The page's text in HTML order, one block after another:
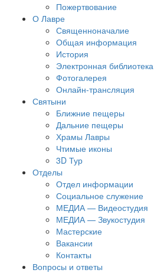
Пожертвование
О Лавре
Священноначалие
Общая информация
История
Электронная библиотека
Фотогалерея
Онлайн-трансляция
Святыни
Ближние пещеры
Дальние пещеры
Храмы Лавры
Чтимые иконы
3D Тур
Отделы
Отдел информации
Социальное служение
МЕДИА — Видеостудия
МЕДИА — Звукостудия
Мастерские
Вакансии
Контакты
Вопросы и ответы